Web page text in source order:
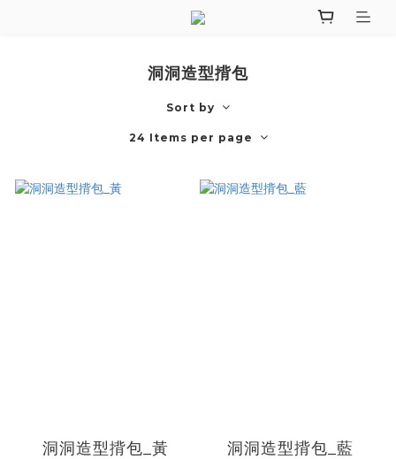
洞洞造型揹包
Sort by
24 Items per page
洞洞造型揹包_黃 洞洞造型揹包_藍